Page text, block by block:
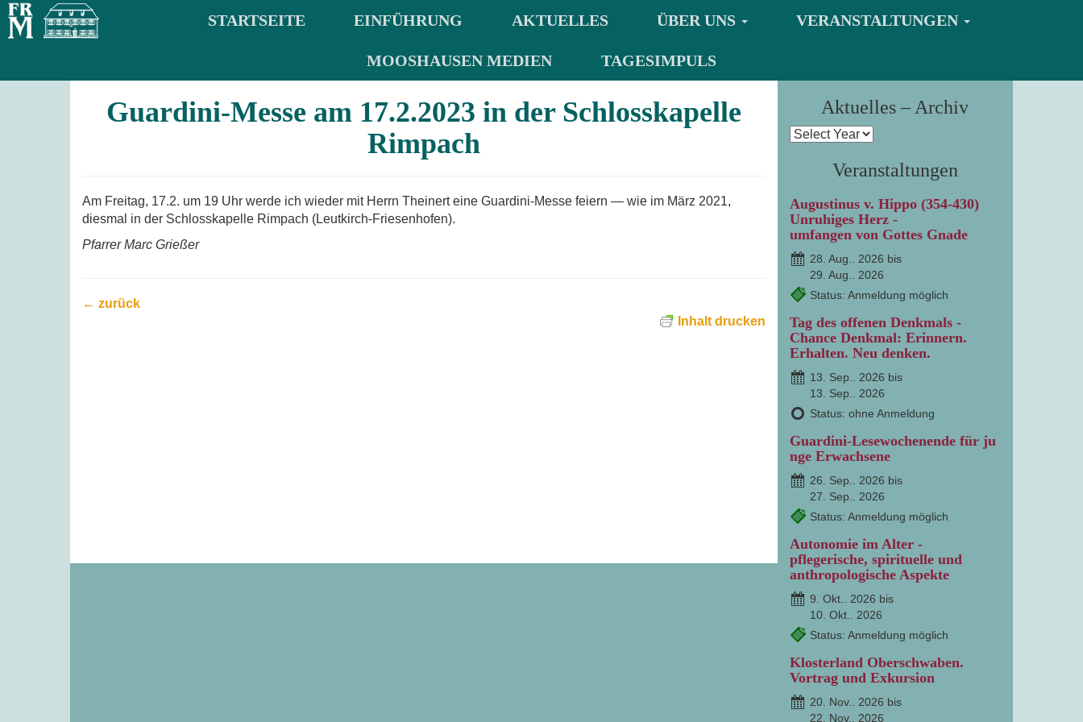
STARTSEITE EINFÜHRUNG AKTUELLES ÜBER UNS VERANSTALTUNGEN
MOOSHAUSEN MEDIEN TAGESIMPULS
Guardini-Messe am 17.2.2023 in der Schlosskapelle
Rimpach
Am Freitag, 17.2. um 19 Uhr werde ich wieder mit Herrn Theinert eine Guardini-Messe feiern — wie im März 2021,
diesmal in der Schlosskapelle Rimpach (Leutkirch-Friesenhofen).
Pfarrer Marc Grießer
← zurück
Inhalt drucken
Aktuelles – Archiv
Veranstaltungen
Augustinus v. Hippo (354-430)
Unruhiges Herz -
umfangen von Gottes Gnade
28. Aug.. 2026 bis
29. Aug.. 2026
Status: Anmeldung möglich
Tag des offenen Denkmals -
Chance Denkmal: Erinnern.
Erhalten. Neu denken.
13. Sep.. 2026 bis
13. Sep.. 2026
Status: ohne Anmeldung
Guardini-Lesewochenende für ju
nge Erwachsene
26. Sep.. 2026 bis
27. Sep.. 2026
Status: Anmeldung möglich
Autonomie im Alter -
pflegerische, spirituelle und
anthropologische Aspekte
9. Okt.. 2026 bis
10. Okt.. 2026
Status: Anmeldung möglich
Klosterland Oberschwaben.
Vortrag und Exkursion
20. Nov.. 2026 bis
22. Nov.. 2026